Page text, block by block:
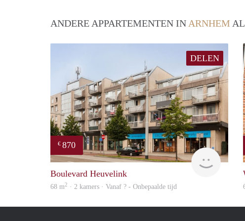
ANDERE APPARTEMENTEN IN ARNHEM
DELEN
€ 870
Woning
Boulevard Heuvelink
68 m2 · 2 kamers · Vanaf ? - Onbepaalde tijd